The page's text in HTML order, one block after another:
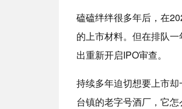
磕磕绊绊很多年后，在
的上市材料。但在排队
出重新开启IPO审查。
持续多年迫切想要上市
台镇的老字号酒厂，它